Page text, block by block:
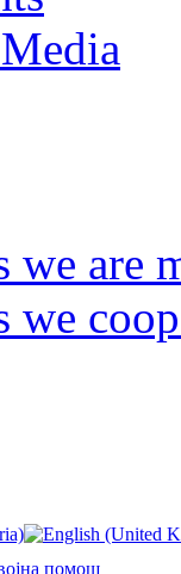
we are
we
помош